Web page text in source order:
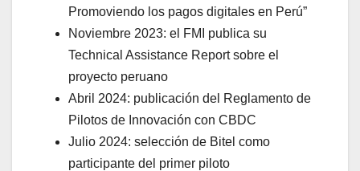
Promoviendo los pagos digitales en Perú”
Noviembre 2023: el FMI publica su
Technical Assistance Report sobre el
proyecto peruano
Abril 2024: publicación del Reglamento de
Pilotos de Innovación con CBDC
Julio 2024: selección de Bitel como
participante del primer piloto